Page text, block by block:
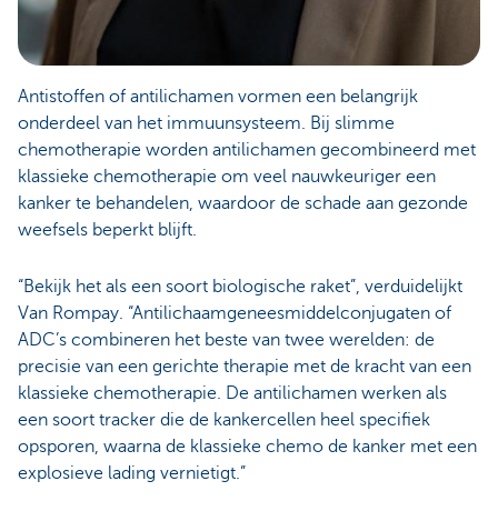
Antistoffen of antilichamen vormen een belangrijk
onderdeel van het immuunsysteem. Bij slimme
chemotherapie worden antilichamen gecombineerd met
klassieke chemotherapie om veel nauwkeuriger een
kanker te behandelen, waardoor de schade aan gezonde
weefsels beperkt blijft.
“Bekijk het als een soort biologische raket”, verduidelijkt
Van Rompay. “Antilichaamgeneesmiddelconjugaten of
ADC’s combineren het beste van twee werelden: de
precisie van een gerichte therapie met de kracht van een
klassieke chemotherapie. De antilichamen werken als
een soort tracker die de kankercellen heel specifiek
opsporen, waarna de klassieke chemo de kanker met een
explosieve lading vernietigt.”